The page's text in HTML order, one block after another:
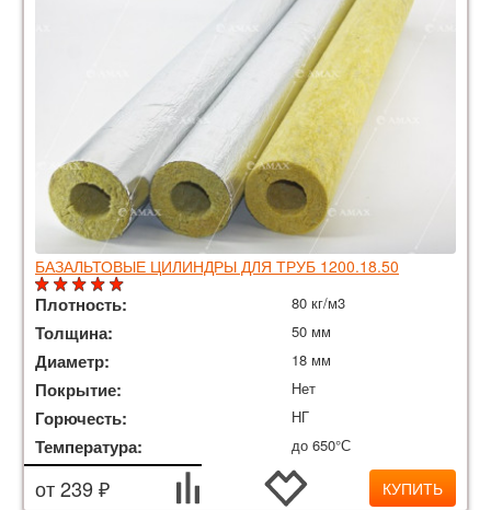
БАЗАЛЬТОВЫЕ ЦИЛИНДРЫ ДЛЯ ТРУБ 1200.18.50
Плотность: 80 кг/м3
Толщина: 50 мм
Диаметр: 18 мм
Покрытие: Нет
Горючесть: НГ
Температура: до 650°С
от 239 ₽ КУПИТЬ